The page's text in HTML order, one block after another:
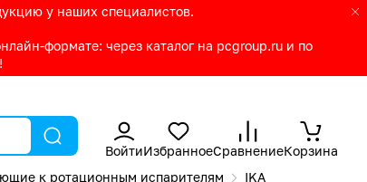
у наших специалистов.
формате: через каталог на pcgroup.ru и по
ВойтиИзбранноеСравнениеКорзина
к ротационным испарителям IKA